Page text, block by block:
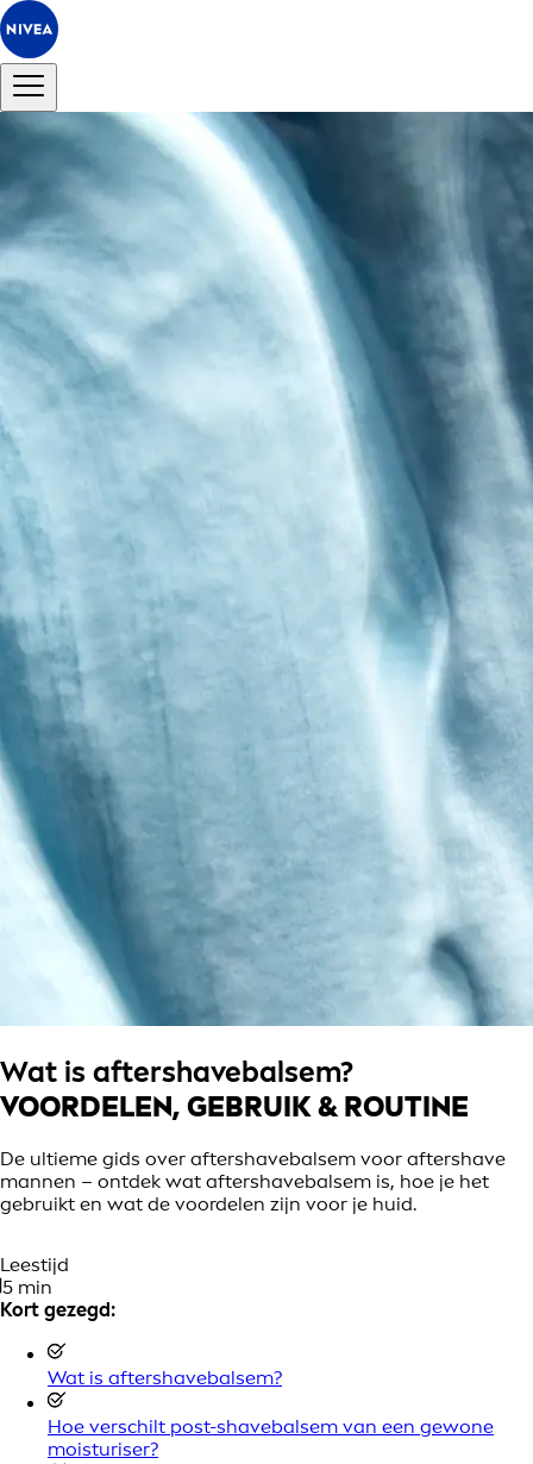
Wat is aftershavebalsem?
VOORDELEN, GEBRUIK & ROUTINE
De ultieme gids over aftershavebalsem voor aftershave
mannen – ontdek wat aftershavebalsem is, hoe je het
gebruikt en wat de voordelen zijn voor je huid.
Leestijd
5 min
Kort gezegd:
Wat is aftershavebalsem?
Hoe verschilt post-shavebalsem van een gewone
moisturiser?